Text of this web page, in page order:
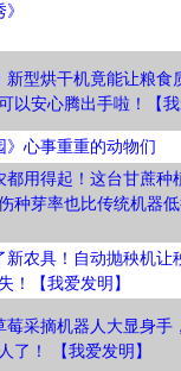
新型烘干机竟能让粮食
以安心腾出手啦！【
》心事重重的动物们
都用得起！这台甘蔗种
种芽率也比传统机器
新农具！自动抛秧机让
！【我爱发明】
莓采摘机器人大显身手
了！ 【我爱发明】